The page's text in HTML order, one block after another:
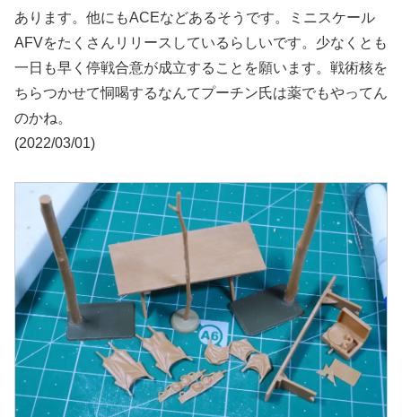
あります。他にもACEなどあるそうです。ミニスケール
AFVをたくさんリリースしているらしいです。少なくとも
一日も早く停戦合意が成立することを願います。戦術核を
ちらつかせて恫喝するなんてプーチン氏は薬でもやってん
のかね。
(2022/03/01)